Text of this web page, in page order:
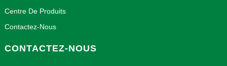
Centre De Produits
Contactez-Nous
CONTACTEZ-NOUS